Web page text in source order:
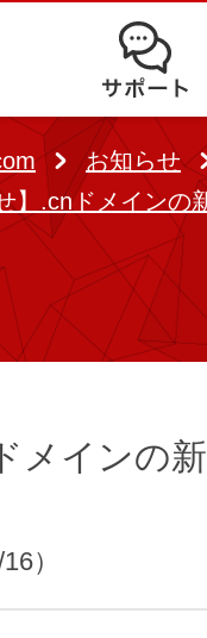
新する
インの譲
クション
オーダー
効果は？
両立を実現
ーが初期費用
ォーマンス
だけ！ 専門
ムページを簡
ール転送も可
行
なら
不明点を
利用ガイ
お知らせ
】.cnドメインの
メインの
）